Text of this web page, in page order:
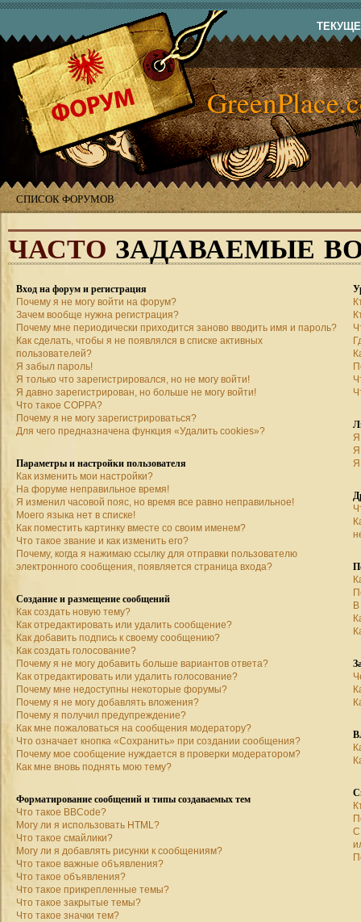
СПИСОК ФОРУМОВ
ЧАСТО ЗАДАВАЕМЫЕ
Вход на форум и регистрация
Почему я не могу войти на форум?
Зачем вообще нужна регистрация?
Почему мне периодически приходится заново вводить имя и пароль?
Как сделать, чтобы я не появлялся в списке активных
пользователей?
Я забыл пароль!
Я только что зарегистрировался, но не могу войти!
Я давно зарегистрирован, но больше не могу войти!
Что такое COPPA?
Почему я не могу зарегистрироваться?
Для чего предназначена функция «Удалить cookies»?
Параметры и настройки пользователя
Как изменить мои настройки?
На форуме неправильное время!
Я изменил часовой пояс, но время все равно неправильное!
Моего языка нет в списке!
Как поместить картинку вместе со своим именем?
Что такое звание и как изменить его?
Почему, когда я нажимаю ссылку для отправки пользователю
электронного сообщения, появляется страница входа?
Создание и размещение сообщений
Как создать новую тему?
Как отредактировать или удалить сообщение?
Как добавить подпись к своему сообщению?
Как создать голосование?
Почему я не могу добавить больше вариантов ответа?
Как отредактировать или удалить голосование?
Почему мне недоступны некоторые форумы?
Почему я не могу добавлять вложения?
Почему я получил предупреждение?
Как мне пожаловаться на сообщения модератору?
Что означает кнопка «Сохранить» при создании сообщения?
Почему мое сообщение нуждается в проверки модератором?
Как мне вновь поднять мою тему?
Форматирование сообщений и типы создаваемых тем
Что такое BBCode?
Могу ли я использовать HTML?
Что такое смайлики?
Могу ли я добавлять рисунки к сообщениям?
Что такое важные объявления?
Что такое объявления?
Что такое прикрепленные темы?
Что такое закрытые темы?
Что такое значки тем?
Я
Я
Я
С